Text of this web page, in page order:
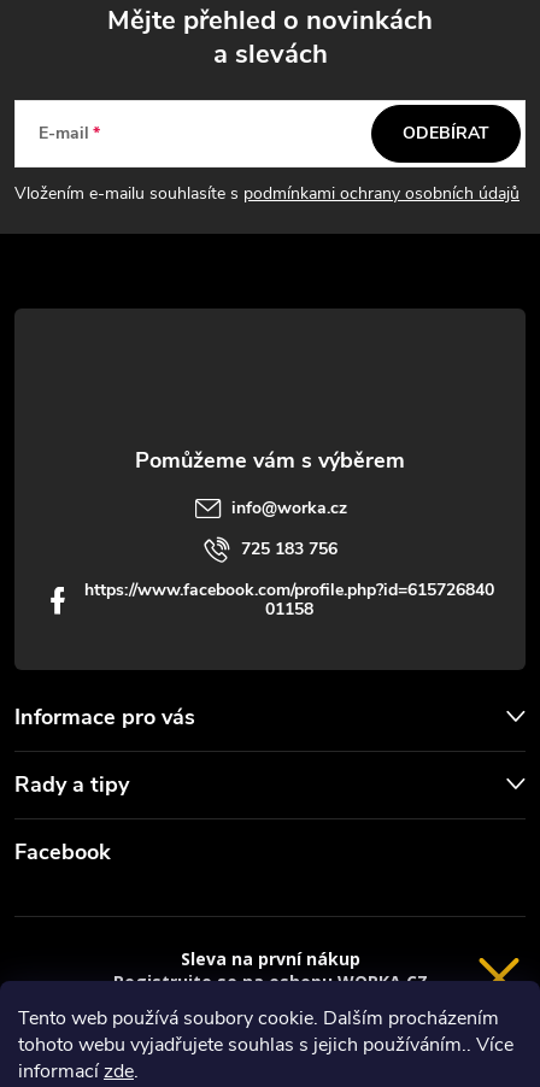
Tento web používá soubory cookie. Dalším procházením
tohoto webu vyjadřujete souhlas s jejich používáním.. Více
informacízde.
p
a
t
Mějte přehled o novinkách
a slevách
E-mail
Vložením e-mailu souhlasíte s podmínkami ochrany osobních údajů
ODEBÍRAT
Informace pro vás
Rady a tipy
info@worka.cz
725 183 756
https://www.facebook.com/profile.php?id=615726840
01158
Facebook
Copyright 2026
VRÁCENÍ 14 DNÍ
Sleva na první nákup
Registrujte se na eshopu WORKA.CZ
sleva 100 Kč* na nákup je Vaše.
Registrace